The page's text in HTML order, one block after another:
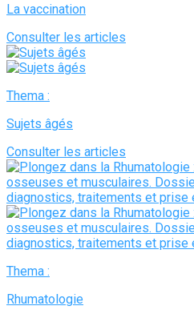
La vaccination
Consulter les articles
Thema :
Sujets âgés
Consulter les articles
Thema :
Rhumatologie